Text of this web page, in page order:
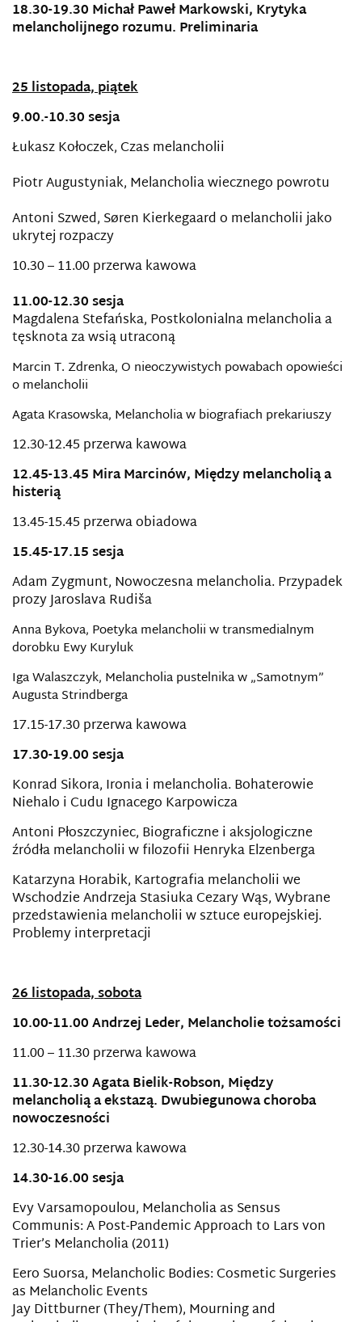
18.30-19.30 Michał Paweł Markowski, Krytyka
melancholijnego rozumu. Preliminaria
25 listopada, piątek
9.00.-10.30 sesja
Łukasz Kołoczek, Czas melancholii
Piotr Augustyniak, Melancholia wiecznego powrotu
Antoni Szwed, Søren Kierkegaard o melancholii jako
ukrytej rozpaczy
10.30 – 11.00 przerwa kawowa
11.00-12.30 sesja
Magdalena Stefańska, Postkolonialna melancholia a
tęsknota za wsią utraconą
Marcin T. Zdrenka, O nieoczywistych powabach opowieści
o melancholii
Agata Krasowska, Melancholia w biografiach prekariuszy
12.30-12.45 przerwa kawowa
12.45-13.45 Mira Marcinów, Między melancholią a
histerią
13.45-15.45 przerwa obiadowa
15.45-17.15 sesja
Adam Zygmunt, Nowoczesna melancholia. Przypadek
prozy Jaroslava Rudiša
Anna Bykova, Poetyka melancholii w transmedialnym
dorobku Ewy Kuryluk
Iga Walaszczyk, Melancholia pustelnika w „Samotnym”
Augusta Strindberga
17.15-17.30 przerwa kawowa
17.30-19.00 sesja
Konrad Sikora, Ironia i melancholia. Bohaterowie
Niehalo i Cudu Ignacego Karpowicza
Antoni Płoszczyniec, Biograficzne i aksjologiczne
źródła melancholii w filozofii Henryka Elzenberga
Katarzyna Horabik, Kartografia melancholii we
Wschodzie Andrzeja Stasiuka Cezary Wąs, Wybrane
przedstawienia melancholii w sztuce europejskiej.
Problemyinterpretacji
26 listopada, sobota
10.00-11.00 Andrzej Leder, Melancholie tożsamości
11.00 – 11.30 przerwa kawowa
11.30-12.30 Agata Bielik-Robson, Między
melancholią a ekstazą. Dwubiegunowa choroba
nowoczesności
12.30-14.30 przerwa kawowa
14.30-16.00 sesja
Evy Varsamopoulou, Melancholia as Sensus
Communis: A Post-Pandemic Approach to Lars von
Trier’s Melancholia (2011)
Eero Suorsa, Melancholic Bodies: Cosmetic Surgeries
as Melancholic Events
Jay Dittburner (They/Them), Mourning and